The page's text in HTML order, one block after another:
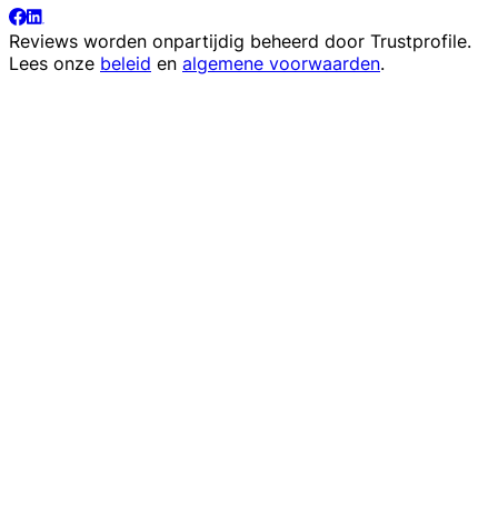
Reviews worden onpartijdig beheerd door Trustprofile.
Lees onze beleid en algemene voorwaarden.